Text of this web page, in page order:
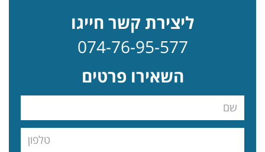
ליצירת קשר חייגו
074-76-95-577
השאירו פרטים